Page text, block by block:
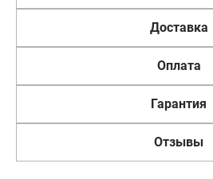
Доставка
Оплата
Гарантия
Отзывы